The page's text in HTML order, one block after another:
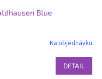
Blue
Na objednávku
DETAIL